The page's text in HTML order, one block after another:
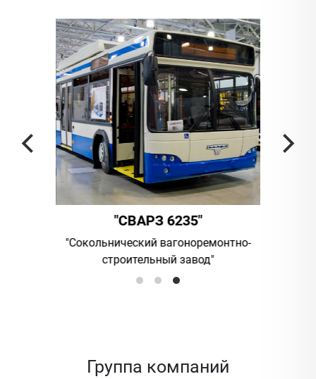
"СВАРЗ 6235"
"Сокольнический вагоноремонтно-
строительный завод"
Группа компаний